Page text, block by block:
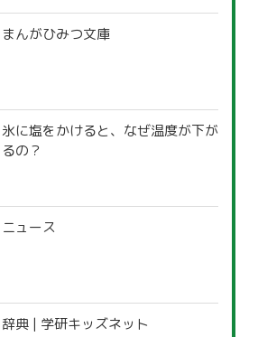
まんがひみつ文庫
氷に塩をかけると、なぜ温度が下が
るの？
ニュース
辞典 | 学研キッズネット